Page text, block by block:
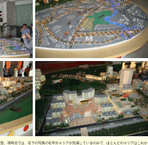
。現時点では、右下の写真の右半分エリアが完成しているのみで、ほとんどのエリアはこれか